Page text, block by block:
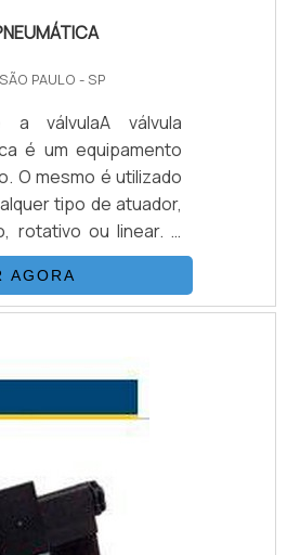
PAULO - SP
a válvulaA válvula
é um equipamento
O mesmo é utilizado
tipo de atuador,
rotativo ou linear. A
usada nos
válvulas do tipo
globo, ou outros.A
da NAMUR, é
com atuadores
AGORA